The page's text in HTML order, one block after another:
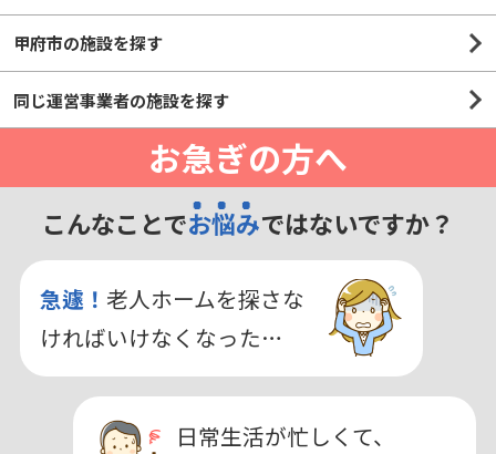
甲府市の施設を探す
同じ運営事業者の施設を探す
お急ぎの方へ
こんなことでお悩みではないですか？
急遽！ 老人ホームを探さな
ければいけなくなった…
日常生活が忙しくて、